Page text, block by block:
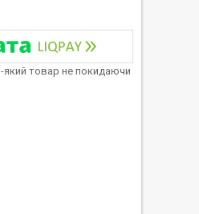
який товар не покидаючи